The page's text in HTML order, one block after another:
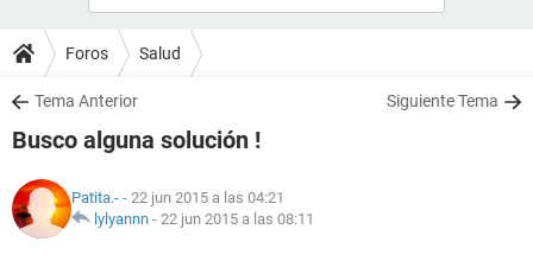
FOROS
SALUD
NUTRICIÓN
Foros Salud
Tema Anterior Siguiente Tema
Busco alguna solución !
Patita.- - 22 jun 2015 a las 04:21
lylyannn - 22 jun 2015 a las 08:11